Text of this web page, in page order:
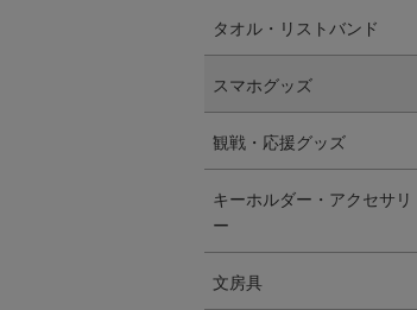
タオル・リストバンド
スマホグッズ
観戦・応援グッズ
キーホルダー・アクセサリ
ー
文房具